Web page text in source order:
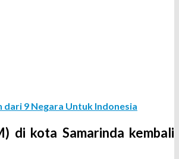
dari 9 Negara Untuk Indonesia
di kota Samarinda kembali